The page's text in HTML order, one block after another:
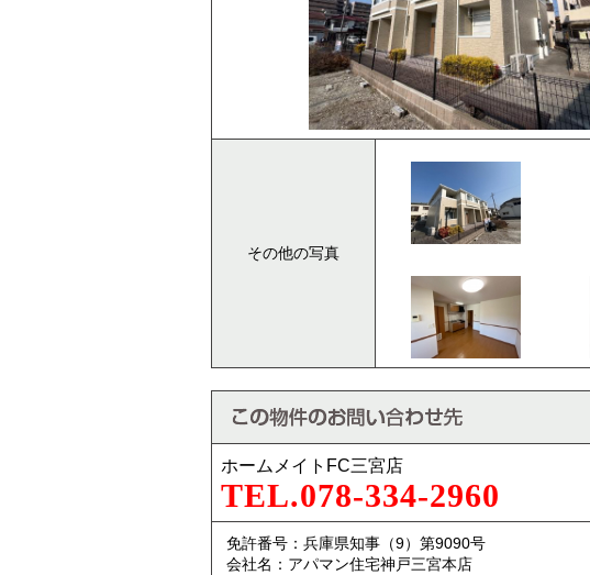
その他の写真
ホームメイトFC三宮店
TEL.078-334-2960
免許番号：兵庫県知事（9）第9090号
会社名：アパマン住宅神戸三宮本店